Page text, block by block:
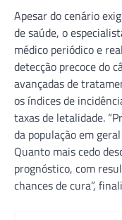
Apesar do cenário
de saúde, o
médico periódico e
detecção precoce do
avançadas de
os índices de
taxas de letalidade.
da população em
Quanto mais cedo
prognóstico, com
chances de cura”,